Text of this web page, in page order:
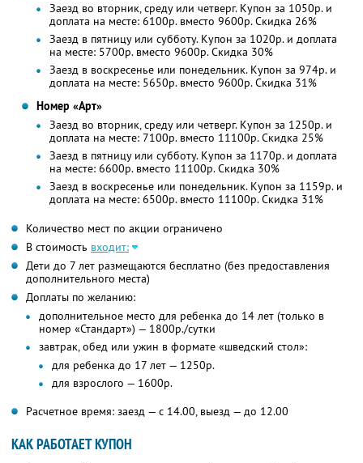
Заезд во вторник, среду или четверг. Купон за 1050р. и
доплата на месте: 6100р. вместо 9600р.Скидка 26%
Заезд в пятницу или субботу. Купон за 1020р. и доплата
на месте: 5700р. вместо 9600р.Скидка 30%
Заезд в воскресенье или понедельник. Купон за 974р. и
доплата на месте: 5650р. вместо 9600р.Скидка 31%
Номер «Арт»
Заезд во вторник, среду или четверг. Купон за 1250р. и
доплата на месте: 7100р. вместо 11100р.Скидка 25%
Заезд в пятницу или субботу. Купон за 1170р. и доплата
на месте: 6600р. вместо 11100р.Скидка 30%
Заезд в воскресенье или понедельник. Купон за 1159р. и
доплата на месте: 6500р. вместо 11100р.Скидка 31%
Количество мест по акции ограничено
В стоимость входит:
Дети до 7 лет размещаются бесплатно (без предоставления
дополнительного места)
Доплаты по желанию:
дополнительное место для ребенка до 14 лет (только в
номер «Стандарт») — 1800р./сутки
завтрак, обед или ужин в формате «шведский стол»:
для ребенка до 17 лет — 1250р.
для взрослого — 1600р.
Расчетное время: заезд — с 14.00, выезд — до 12.00
КАК РАБОТАЕТ КУПОН